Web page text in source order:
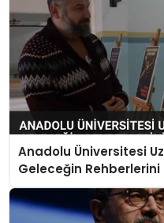
Anadolu Üniversitesi
Geleceğin Rehberlerini